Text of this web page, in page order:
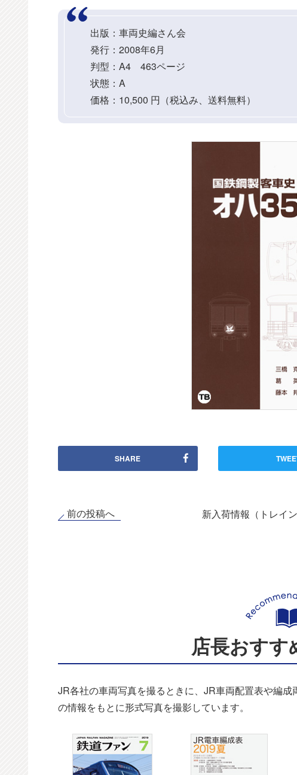
出版：車両史編さん会
発行：2008年6月
判型：A4 463ページ
状態：A
価格：10,500 円（税込み、送料無料）
SHARE
前の投稿へ 新入荷情報（トレイ
店長おすす
JR各社の車両写真を撮るときに、JR車両配置表や編
の情報をもとに形式写真を撮影しています。